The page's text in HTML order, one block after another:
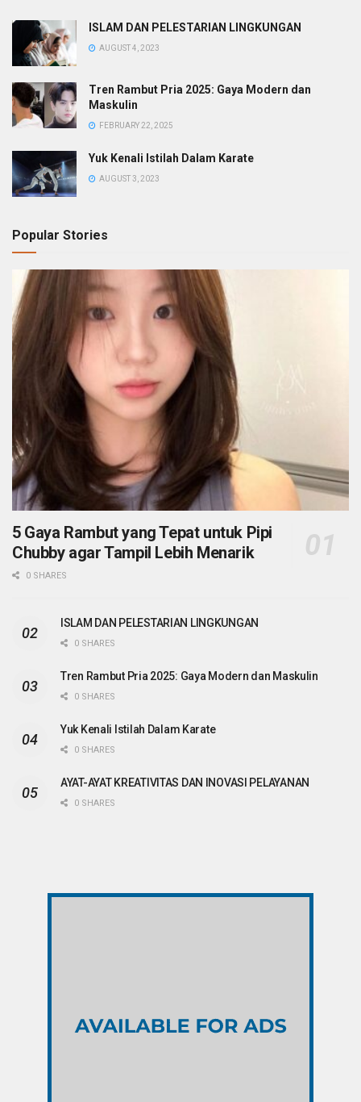
ISLAM DAN PELESTARIAN LINGKUNGAN
AUGUST 4, 2023
Tren Rambut Pria 2025: Gaya Modern dan
Maskulin
FEBRUARY 22, 2025
Yuk Kenali Istilah Dalam Karate
AUGUST 3, 2023
Popular Stories
5 Gaya Rambut yang Tepat untuk Pipi
Chubby agar Tampil Lebih Menarik
0 SHARES
ISLAM DAN PELESTARIAN LINGKUNGAN
0 SHARES
Tren Rambut Pria 2025: Gaya Modern dan Maskulin
0 SHARES
Yuk Kenali Istilah Dalam Karate
0 SHARES
AYAT-AYAT KREATIVITAS DAN INOVASI PELAYANAN
0 SHARES